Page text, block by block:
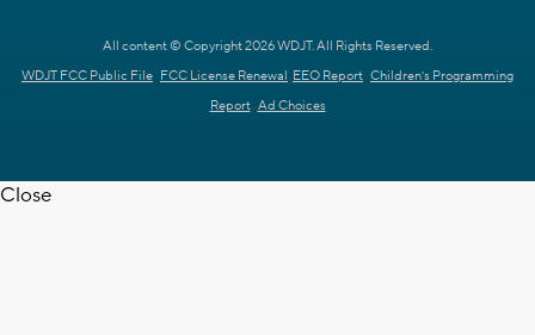
All content © Copyright 2026 WDJT. All Rights Reserved.
WDJT FCC Public File FCC License Renewal EEO Report Children's Programming
Report Ad Choices
Close